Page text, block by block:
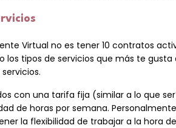
Virtual no es tener 10 contratos
los tipos de servicios que más te
con una tarifa fija (similar a lo que
de horas por semana.
la flexibilidad de trabajar a la hora